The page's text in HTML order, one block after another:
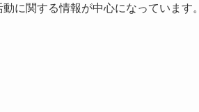
に関する情報が中心になっています。